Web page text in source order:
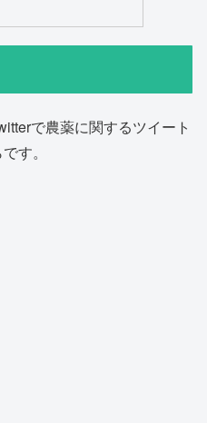
で農薬に関するツイート
す。